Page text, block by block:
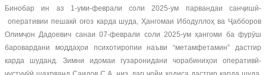
Бинобар ин аз 1-уми-феврали соли 2025-ум парвандаи санҷишӣ-
оперативии пешакӣ оғоз карда шуда, Ҳангомаи Ибодуллоҳ ва Ҷабборов
Олимҷон Дадоевич санаи 07-феврали соли 2025-ум ҳангоми ба фурӯш
баровардани моддаҳои психотиропии наъви “метамфетамин” дастгир
карда шуданд. Зимни идомаи гузаронидани чорабиниҳои оперативӣ-